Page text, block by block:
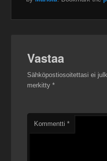
Vastaa
Sähköpostiosoitettasi ei
merkitty*
Kommentti*